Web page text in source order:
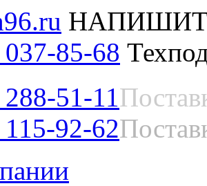
85-68
51-11
92-62